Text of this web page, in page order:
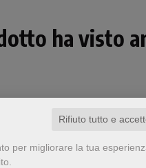
Rifiuto tutto e
per migliorare la tua
ha visto